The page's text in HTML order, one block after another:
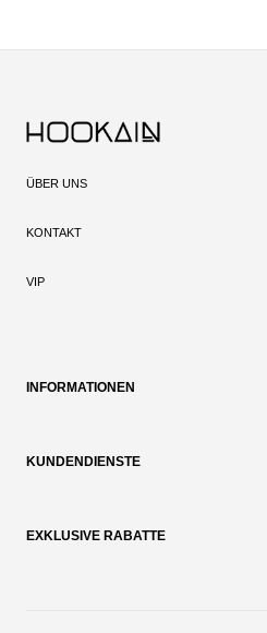
ÜBER UNS
KONTAKT
VIP
INFORMATIONEN
KUNDENDIENSTE
EXKLUSIVE RABATTE